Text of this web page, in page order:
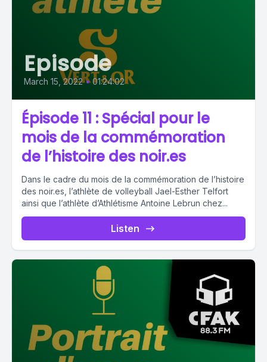
Episode
March 15, 2022 • 01:24:02
Épisode 11 : Spécial pour le
mois de la commémoration
de l’histoire des noir.es
Dans le cadre du mois de la commémoration de l’histoire
des noir.es, l’athlète de volleyball Jael-Esther Telfort
ainsi que l’athlète d’Athlétisme Antoine Lebrun chez...
Listen